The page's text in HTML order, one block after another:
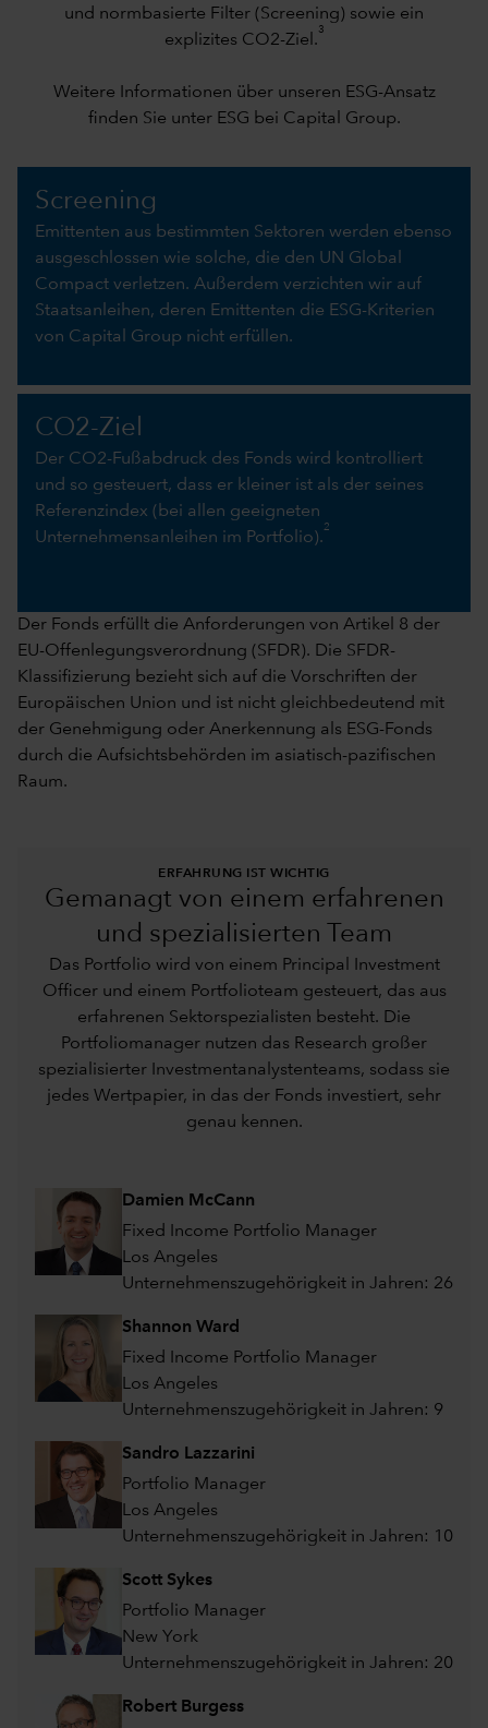
und normbasierte Filter (Screening) sowie ein
explizites CO2-Ziel.
3
Weitere Informationen über unseren ESG-Ansatz
finden Sie unter ESG bei Capital Group.
Screening
Emittenten aus bestimmten Sektoren werden ebenso
ausgeschlossen wie solche, die den UN Global
Compact verletzen. Außerdem verzichten wir auf
Staatsanleihen, deren Emittenten die ESG-Kriterien
von Capital Group nicht erfüllen.
CO2-Ziel
Der CO2-Fußabdruck des Fonds wird kontrolliert
und so gesteuert, dass er kleiner ist als der seines
Referenzindex (bei allen geeigneten
Unternehmensanleihen im Portfolio).
2
Der Fonds erfüllt die Anforderungen von Artikel 8 der
EU-Offenlegungsverordnung (SFDR). Die SFDR-
Klassifizierung bezieht sich auf die Vorschriften der
Europäischen Union und ist nicht gleichbedeutend mit
der Genehmigung oder Anerkennung als ESG-Fonds
durch die Aufsichtsbehörden im asiatisch-pazifischen
Raum.
ERFAHRUNG IST WICHTIG
Gemanagt von einem erfahrenen
und spezialisierten Team
Das Portfolio wird von einem Principal Investment
Officer und einem Portfolioteam gesteuert, das aus
erfahrenen Sektorspezialisten besteht. Die
Portfoliomanager nutzen das Research großer
spezialisierter Investmentanalystenteams, sodass sie
jedes Wertpapier, in das der Fonds investiert, sehr
genau kennen.
Damien McCann
Fixed Income Portfolio Manager
Los Angeles
Unternehmenszugehörigkeit in Jahren: 26
Shannon Ward
Fixed Income Portfolio Manager
Los Angeles
Unternehmenszugehörigkeit in Jahren: 9
Sandro Lazzarini
Portfolio Manager
Los Angeles
Unternehmenszugehörigkeit in Jahren: 10
Scott Sykes
Portfolio Manager
New York
Unternehmenszugehörigkeit in Jahren: 20
Robert Burgess